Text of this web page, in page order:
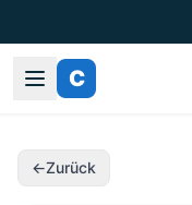
C
←Zurück